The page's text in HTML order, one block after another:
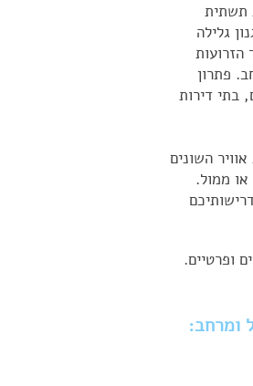
תשתית
גלילה
הזרועות
פתרון
בתי דירות
השונים
ממול.
ופרטיים.
ומרחב: